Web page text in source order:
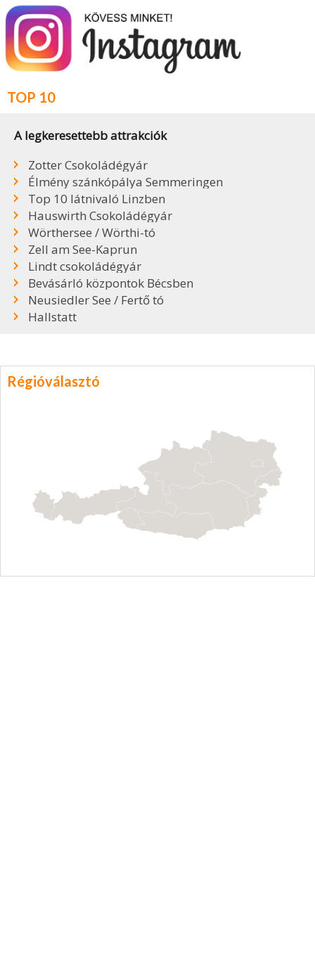
TOP 10
A legkeresettebb attrakciók
Zotter Csokoládégyár
Élmény szánkópálya Semmeringen
Top 10 látnivaló Linzben
Hauswirth Csokoládégyár
Wörthersee / Wörthi-tó
Zell am See-Kaprun
Lindt csokoládégyár
Bevásárló központok Bécsben
Neusiedler See / Fertő tó
Hallstatt
Régióválasztó